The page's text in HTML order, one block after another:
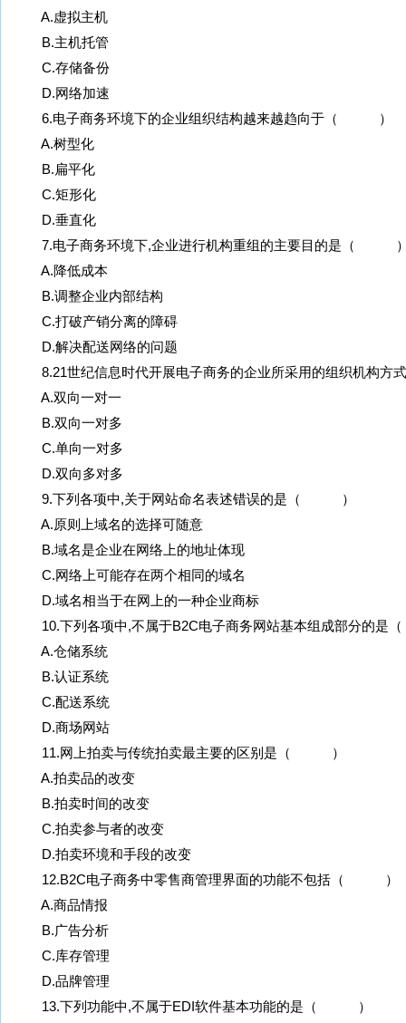
A.虚拟主机
B.主机托管
C.存储备份
D.网络加速
6.电子商务环境下的企业组织结构越来越趋向于（ ）
A.树型化
B.扁平化
C.矩形化
D.垂直化
7.电子商务环境下,企业进行机构重组的主要目的是（
A.降低成本
B.调整企业内部结构
C.打破产销分离的障碍
D.解决配送网络的问题
8.21世纪信息时代开展电子商务的企业所采用的组织机
A.双向一对一
B.双向一对多
C.单向一对多
D.双向多对多
9.下列各项中,关于网站命名表述错误的是（ ）
A.原则上域名的选择可随意
B.域名是企业在网络上的地址体现
C.网络上可能存在两个相同的域名
D.域名相当于在网上的一种企业商标
10.下列各项中,不属于B2C电子商务网站基本组成部分
A.仓储系统
B.认证系统
C.配送系统
D.商场网站
11.网上拍卖与传统拍卖最主要的区别是（ ）
A.拍卖品的改变
B.拍卖时间的改变
C.拍卖参与者的改变
D.拍卖环境和手段的改变
12.B2C电子商务中零售商管理界面的功能不包括（ ）
A.商品情报
B.广告分析
C.库存管理
D.品牌管理
13.下列功能中,不属于EDI软件基本功能的是（ ）